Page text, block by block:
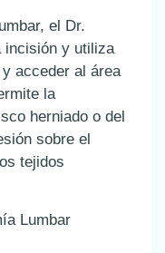
el Dr.
incisión y utiliza
acceder al área
la
herniado o del
sobre el
tejidos
Lumbar